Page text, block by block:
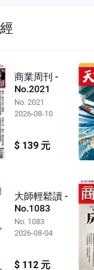
商業周刊 -
No.2021
No. 2021
2026-08-10
$ 139 元
大師輕鬆讀 -
No.1083
No. 1083
2026-08-04
$ 112 元